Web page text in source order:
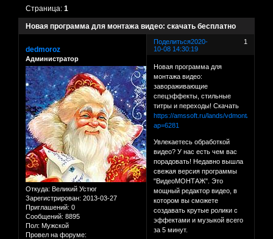
Новая программа для монтажа видео: скачать бесплатно
Страница:1
Поделиться 1
2020-
10-08 14:30:19
dedmoroz
Администратор
Откуда: Великий Устюг
Зарегистрирован: 2013-03-27
Приглашений: 0
Сообщений: 8895
Пол: Мужской
Провел на форуме:
Новая программа для
монтажа видео:
завораживающие
спецэффекты, стильные
титры и переходы! Скачать
https://amssoft.ru/lands/vdmont/
ap=6281
Увлекаетесь обработкой
видео? У нас есть чем вас
порадовать! Недавно вышла
свежая версия программы
"ВидеоМОНТАЖ". Это
мощный редактор видео, в
котором вы сможете
создавать крутые ролики с
эффектами и музыкой всего
за 5 минут.